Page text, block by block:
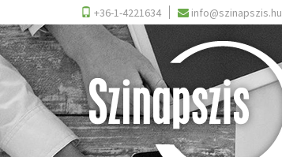
+36-1-4221634 info@szinapszis.hu